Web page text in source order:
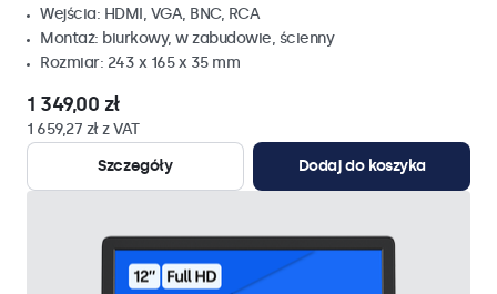
Wejścia: HDMI, VGA, BNC, RCA
Montaż: biurkowy, w zabudowie, ścienny
Rozmiar: 243 x 165 x 35 mm
1 349,00 zł
1 659,27 zł z VAT
Szczegóły
Dodaj do koszyka